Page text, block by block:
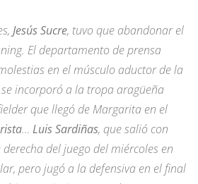
Jesús Sucre, tuvo que abandonar el
El departamento de prensa
en el músculo aductor de la
incorporó a la tropa aragüeña
que llegó de Margarita en el
… Luis Sardiñas, que salió con
del juego del miércoles en
pero jugó a la defensiva en el final